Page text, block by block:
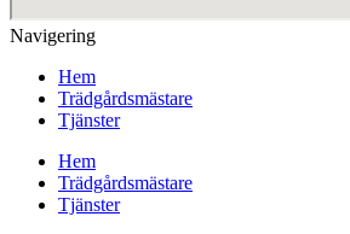
Navigering
Hem
Trädgårdsmästare
Tjänster
Hem
Trädgårdsmästare
Tjänster